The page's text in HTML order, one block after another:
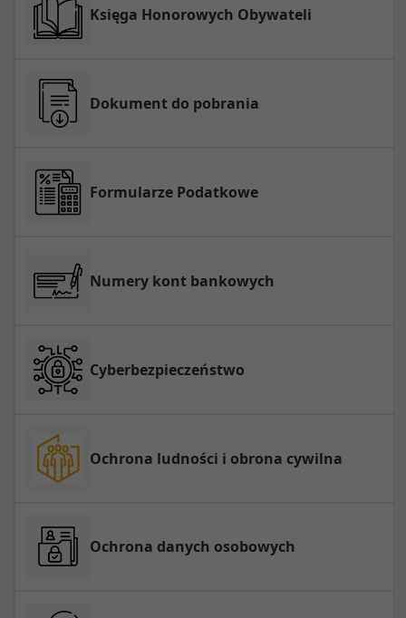
Księga Honorowych Obywateli
Dokument do pobrania
Formularze Podatkowe
Numery kont bankowych
Cyberbezpieczeństwo
Ochrona ludności i obrona cywilna
Ochrona danych osobowych